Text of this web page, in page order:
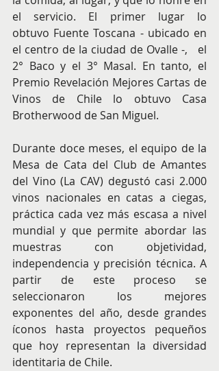
el servicio. El primer lugar lo
obtuvo Fuente Toscana - ubicado en
el centro de la ciudad de Ovalle -,   el
2° Baco y el 3° Masal. En tanto, el
Premio Revelación Mejores Cartas de
Vinos de Chile lo obtuvo Casa
Brotherwood de San Miguel.
Durante doce meses, el equipo de la
Mesa de Cata del Club de Amantes
del Vino (La CAV) degustó casi 2.000
vinos nacionales en catas a ciegas,
práctica cada vez más escasa a nivel
mundial y que permite abordar las
muestras con objetividad,
independencia y precisión técnica. A
partir de este proceso se
seleccionaron los mejores
exponentes del año, desde grandes
íconos hasta proyectos pequeños
que hoy representan la diversidad
identitaria de Chile.